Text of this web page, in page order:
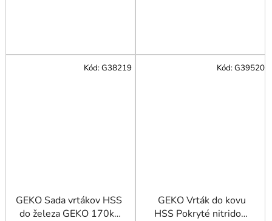
GEKO Sada vrtákov HSS
do železa GEKO 170ks
Kód:G38219
GEKO Vrták do kovu
HSS Pokryté nitridom
Kód:G39520